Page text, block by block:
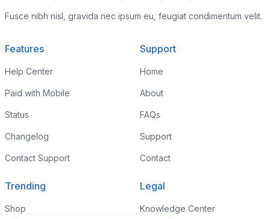
Fusce nibh nisl, gravida nec ipsum eu, feugiat condimentum velit.
Features
Help Center
Paid with Mobile
Status
Changelog
Contact Support
Support
Home
About
FAQs
Support
Contact
Trending
Shop
Legal
Knowledge Center